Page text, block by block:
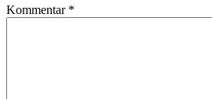
Kommentar *